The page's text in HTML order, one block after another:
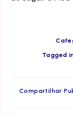
Tagged
Compartilhar